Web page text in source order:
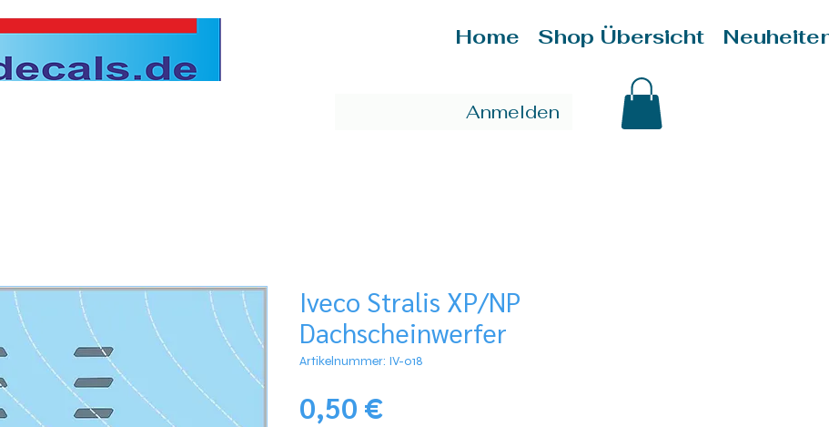
Home Shop Übersicht
Anmelden
Iveco Stralis XP/NP
Dachscheinwerfer
Artikelnummer: IV-018
0,50 €Preis